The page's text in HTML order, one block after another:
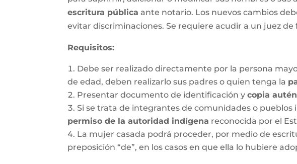
escritura pública ante notario. Los nuevos cambios
evitar discriminaciones. Se requiere acudir a un juez de
Requisitos:
Debe ser realizado directamente por la persona
de edad, deben realizarlo sus padres o quien tenga la
Presentar documento de identificación ycopia
Si se trata de integrantes de comunidades o
permiso de la autoridad indígena reconocida por el
La mujer casada podrá proceder, por medio de
preposición “de”, en los casos en que ella lo hubiere